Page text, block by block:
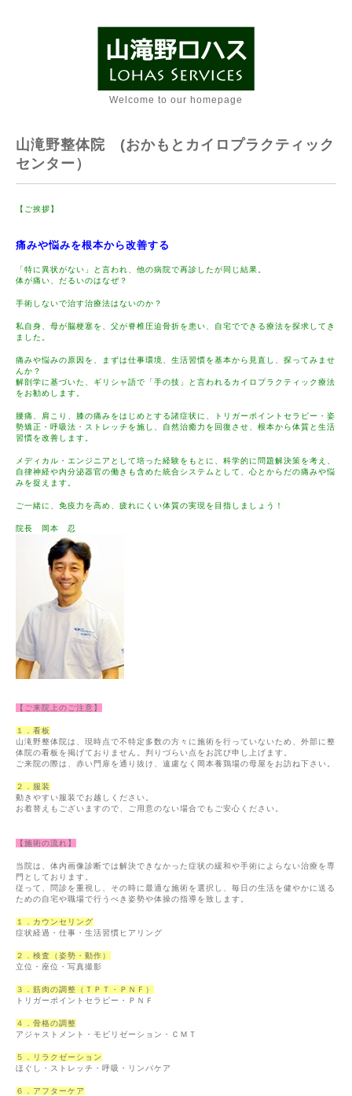
Welcome to our homepage
山滝野整体院 (おかもとカイロプラクティック
センター）
【ご挨拶】
痛みや悩みを根本から改善する
「特に異状がない」と言われ、他の病院で再診したが同じ結果。
体が痛い、だるいのはなぜ？
手術しないで治す治療法はないのか？
私自身、母が脳梗塞を、父が脊椎圧迫骨折を患い、自宅でできる療法を探求してき
ました。
痛みや悩みの原因を、まずは仕事環境、生活習慣を基本から見直し、探ってみませ
んか？
解剖学に基づいた、ギリシャ語で「手の技」と言われるカイロプラクティック療法
をお勧めします。
腰痛、肩こり、膝の痛みをはじめとする諸症状に、トリガーポイントセラピー・姿
勢矯正・呼吸法・ストレッチを施し、自然治癒力を回復させ、根本から体質と生活
習慣を改善します。
メディカル・エンジニアとして培った経験をもとに、科学的に問題解決策を考え、
自律神経や内分泌器官の働きも含めた統合システムとして、心とからだの痛みや悩
みを捉えます。
ご一緒に、免疫力を高め、疲れにくい体質の実現を目指しましょう！
院長 岡本 忍
【ご来院上のご注意】
１．看板
山滝野整体院は、現時点で不特定多数の方々に施術を行っていないため、外部に整
体院の看板を掲げておりません。 判りづらい点をお詫び申し上げます。
ご来院の際は、赤い門扉を通り抜け、遠慮なく岡本養鶏場の母屋をお訪ね下さい。
２．服装
動きやすい服装でお越しください。
お着替えもございますので、ご用意のない場合でもご安心ください。
【施術の流れ】
当院は、体内画像診断では解決できなかった症状の緩和や手術によらない治療を専
門としております。
従って、問診を重視し、その時に最適な施術を選択し、毎日の生活を健やかに送る
ための自宅や職場で行うべき姿勢や体操の指導を致します。
１．カウンセリング
症状経過・仕事・生活習慣ヒアリング
２．検査（姿勢・動作）
立位・座位・写真撮影
３．筋肉の調整（ＴＰＴ・ＰＮＦ）
トリガーポイントセラピー・ＰＮＦ
４．骨格の調整
アジャストメント・モビリゼーション・ＣＭＴ
５．リラクゼーション
ほぐし・ストレッチ・呼吸・リンパケア
６．アフターケア